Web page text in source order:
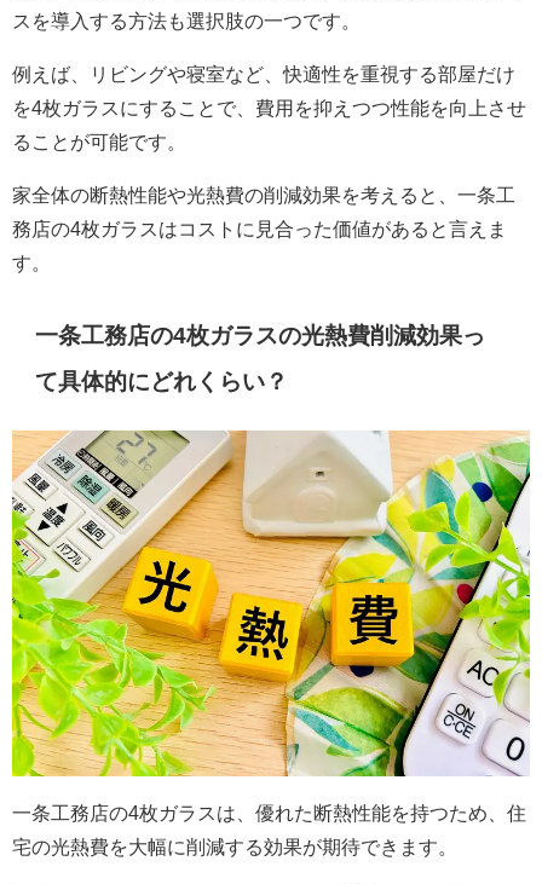
スを導入する方法も選択肢の一つです。
例えば、リビングや寝室など、快適性を重視する部屋だけ
を4枚ガラスにすることで、費用を抑えつつ性能を向上させ
ることが可能です。
家全体の断熱性能や光熱費の削減効果を考えると、一条工
務店の4枚ガラスはコストに見合った価値があると言えま
す。
一条工務店の4枚ガラスの光熱費削減効果っ
て具体的にどれくらい？
一条工務店の4枚ガラスは、優れた断熱性能を持つため、住
宅の光熱費を大幅に削減する効果が期待できます。